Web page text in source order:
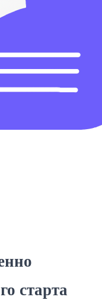
старта